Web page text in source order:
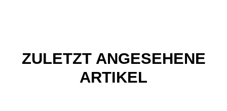
ZULETZT ANGESEHENE
ARTIKEL